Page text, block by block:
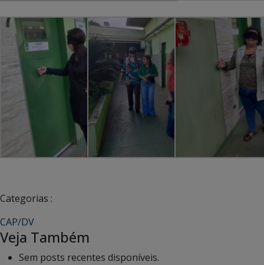
Categorias :
CAP/DV
Veja Também
Sem posts recentes disponíveis.